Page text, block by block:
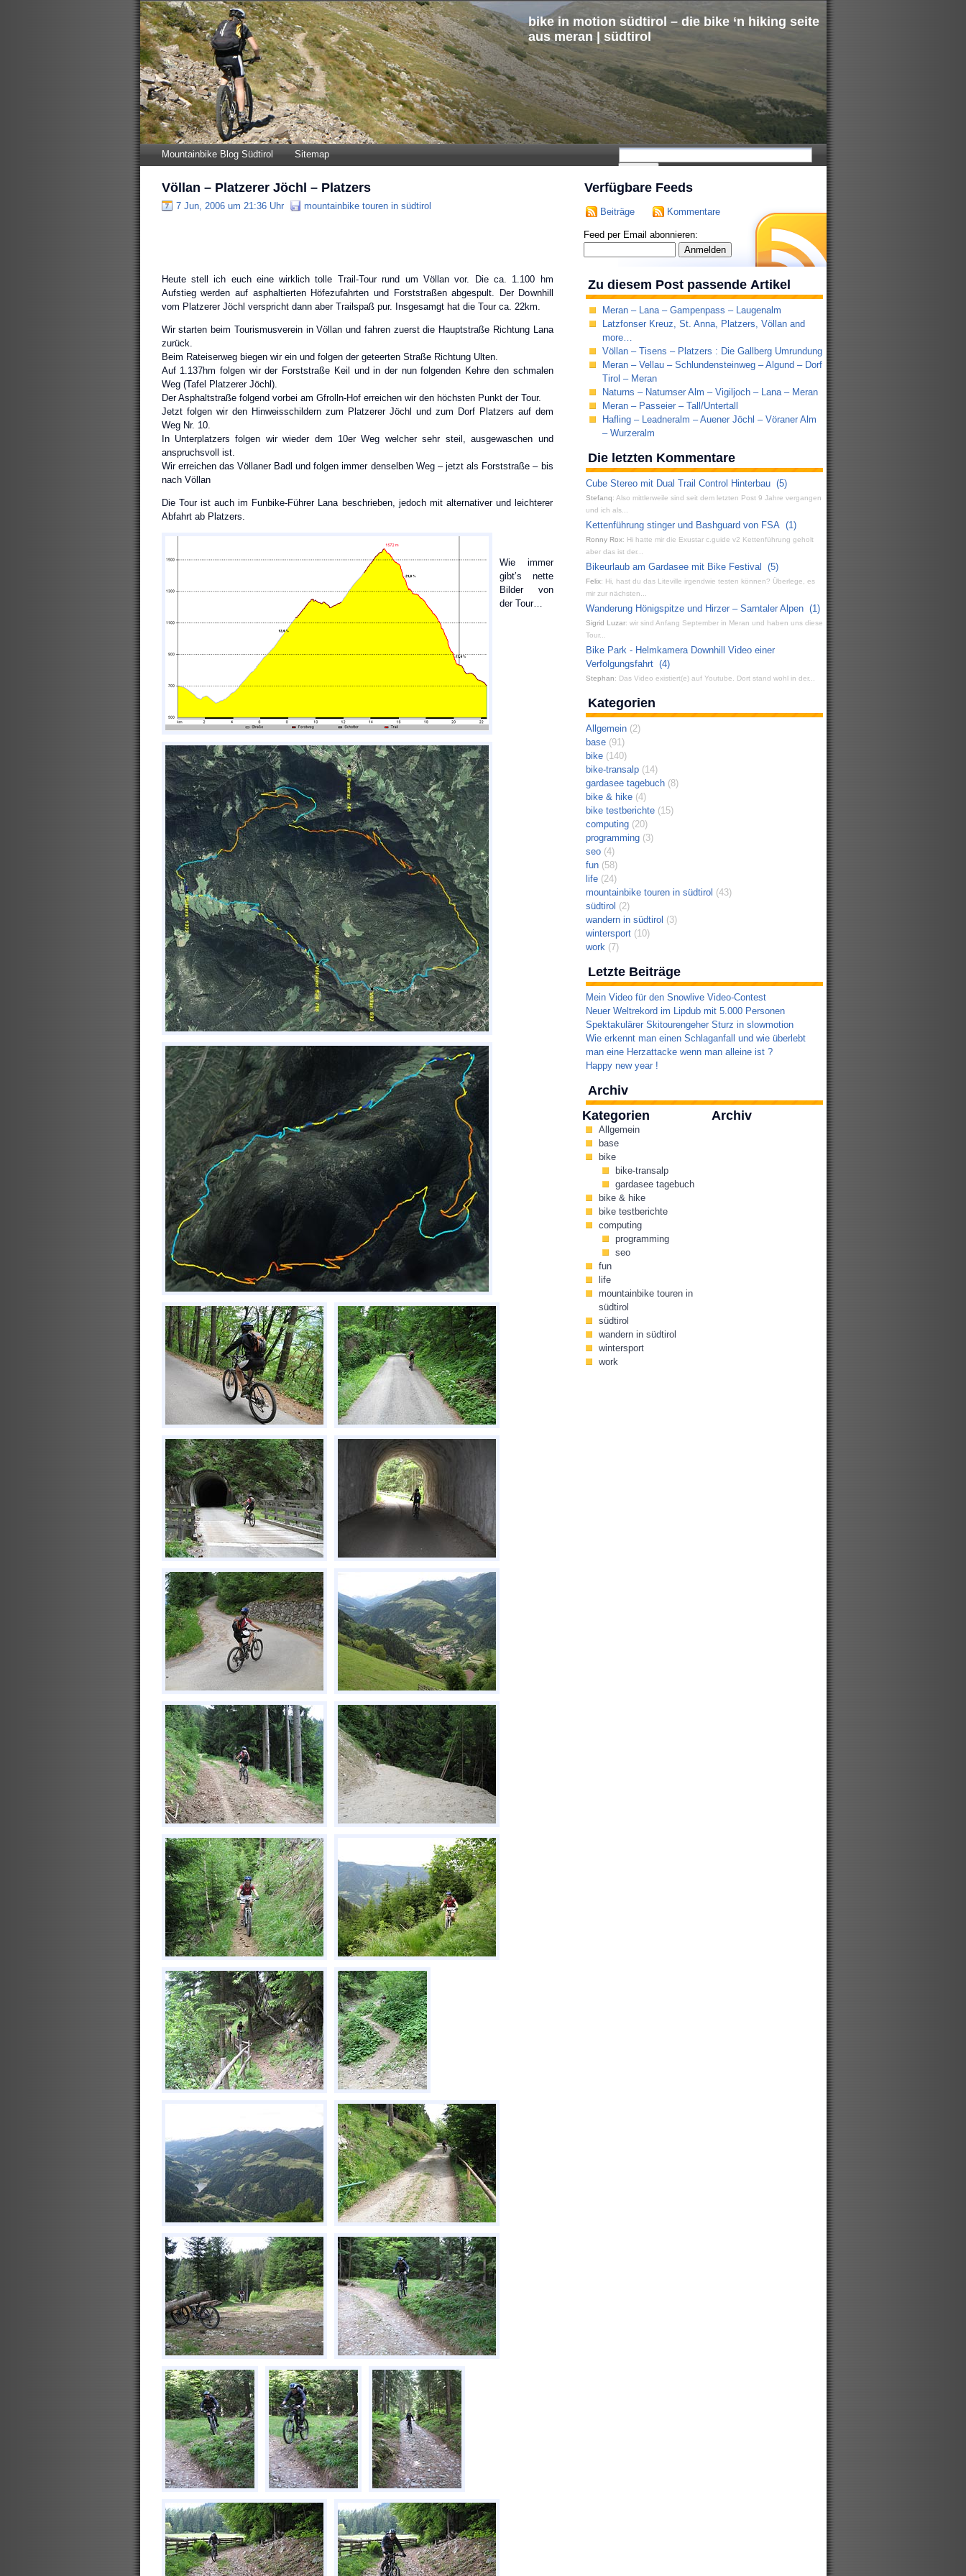
bike in motion südtirol – die bike ‘n hiking seite
aus meran | südtirol
Mountainbike Blog Südtirol Sitemap
Völlan – Platzerer Jöchl – Platzers
7 Jun, 2006 um 21:36 Uhr mountainbike touren in südtirol
Heute stell ich euch eine wirklich tolle Trail-Tour rund um Völlan vor. Die ca. 1.100 hm
Aufstieg werden auf asphaltierten Höfezufahrten und Forststraßen abgespult. Der Downhill
vom Platzerer Jöchl verspricht dann aber Trailspaß pur. Insgesamgt hat die Tour ca. 22km.
Wir starten beim Tourismusverein in Völlan und fahren zuerst die Hauptstraße Richtung Lana
zurück.
Beim Rateiserweg biegen wir ein und folgen der geteerten Straße Richtung Ulten.
Auf 1.137hm folgen wir der Forststraße Keil und in der nun folgenden Kehre den schmalen
Weg (Tafel Platzerer Jöchl).
Der Asphaltstraße folgend vorbei am Gfrolln-Hof erreichen wir den höchsten Punkt der Tour.
Jetzt folgen wir den Hinweisschildern zum Platzerer Jöchl und zum Dorf Platzers auf dem
Weg Nr. 10.
In Unterplatzers folgen wir wieder dem 10er Weg welcher sehr steil, ausgewaschen und
anspruchsvoll ist.
Wir erreichen das Völlaner Badl und folgen immer denselben Weg – jetzt als Forststraße – bis
nach Völlan
Die Tour ist auch im Funbike-Führer Lana beschrieben, jedoch mit alternativer und leichterer
Abfahrt ab Platzers.
Wie immer
gibt’s nette
Bilder von
der Tour…
Verfügbare Feeds
Beiträge Kommentare
Feed per Email abonnieren:
Zu diesem Post passende Artikel
Meran – Lana – Gampenpass – Laugenalm
Latzfonser Kreuz, St. Anna, Platzers, Völlan and
more…
Völlan – Tisens – Platzers : Die Gallberg Umrundung
Meran – Vellau – Schlundensteinweg – Algund – Dorf
Tirol – Meran
Naturns – Naturnser Alm – Vigiljoch – Lana – Meran
Meran – Passeier – Tall/Untertall
Hafling – Leadneralm – Auener Jöchl – Vöraner Alm
– Wurzeralm
Die letzten Kommentare
Cube Stereo mit Dual Trail Control Hinterbau (5)
Stefanq: Also mittlerweile sind seit dem letzten Post 9 Jahre vergangen
und ich als...
Kettenführung stinger und Bashguard von FSA (1)
Ronny Rox: Hi hatte mir die Exustar c.guide v2 Kettenführung geholt
aber das ist der...
Bikeurlaub am Gardasee mit Bike Festival
(5)
Felix: Hi, hast du das Liteville irgendwie testen können? Überlege, es
mir zur nächsten...
Wanderung Hönigspitze und Hirzer – Sarntaler Alpen (1)
Sigrid Luzar: wir sind Anfang September in Meran und haben uns diese
Tour...
Bike Park - Helmkamera Downhill Video einer
Verfolgungsfahrt (4)
Stephan: Das Video existiert(e) auf Youtube. Dort stand wohl in der...
Kategorien
Allgemein(2)
base(91)
bike(140)
bike-transalp(14)
gardasee tagebuch(8)
bike & hike(4)
bike testberichte(15)
computing(20)
programming(3)
seo(4)
fun(58)
life(24)
mountainbike touren in südtirol (43)
südtirol (2)
wandern in südtirol (3)
wintersport(10)
work(7)
Letzte Beiträge
Mein Video für den Snowlive Video-Contest
Neuer Weltrekord im Lipdub mit 5.000 Personen
Spektakulärer Skitourengeher Sturz in slowmotion
Wie erkennt man einen Schlaganfall und wie überlebt
man eine Herzattacke wenn man alleine ist ?
Happy new year !
Archiv
Kategorien
Allgemein
base
bike
bike-transalp
gardasee tagebuch
bike & hike
bike testberichte
computing
programming
seo
fun
life
mountainbike touren in
südtirol
südtirol
wandern in südtirol
wintersport
work
Archiv